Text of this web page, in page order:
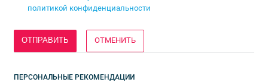
политикой конфиденциальности
ОТМЕНИТЬ
ПЕРСОНАЛЬНЫЕ РЕКОМЕНДАЦИИ